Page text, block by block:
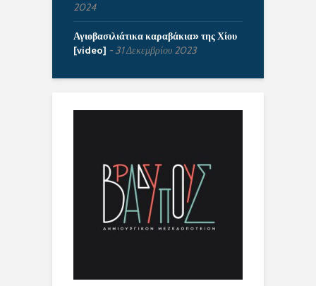
2024
Αγιοβασιλιάτικα καραβάκια» της Χίου
[video]
31 Δεκεμβρίου 2023